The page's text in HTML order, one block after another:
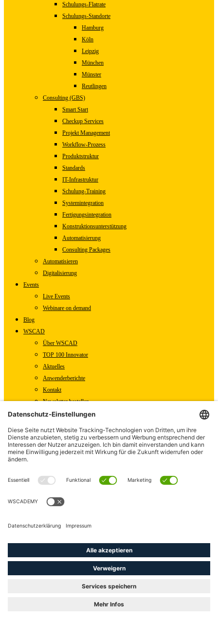
Schulungs-Flatrate
Schulungs-Standorte
Hamburg
Köln
Leipzig
München
Münster
Reutlingen
Consulting (GBS)
Smart Start
Checkup Services
Projekt Management
Workflow-Prozess
Produktstruktur
Standards
IT-Infrastruktur
Schulung-Training
Systemintegration
Fertigungsintegration
Konstruktionsunterstützung
Automatisierung
Consulting Packages
Automatisieren
Digitalisierung
Events
Live Events
Webinare on demand
Blog
WSCAD
Über WSCAD
TOP 100 Innovator
Aktuelles
Anwenderberichte
Kontakt
Newsletter bestellen
WSCAD Shop
Partner
Downloads
Pressemitteilungen
WSCAD als Arbeitgeber
youtube